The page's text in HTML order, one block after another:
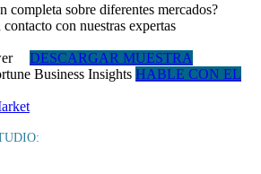
completa sobre diferentes mercados?
contacto con nuestras expertas
DESCARGAR MUESTRA
HABLE CON EL